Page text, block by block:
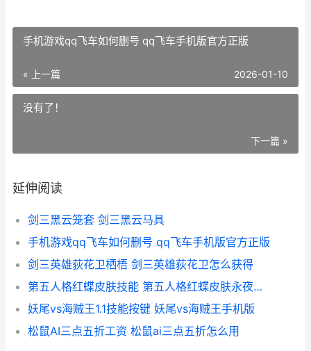
手机游戏qq飞车如何删号 qq飞车手机版官方正版
« 上一篇 2026-01-10
没有了！
下一篇 »
延伸阅读
剑三黑云笼套 剑三黑云马具
手机游戏qq飞车如何删号 qq飞车手机版官方正版
剑三英雄荻花卫栖梧 剑三英雄荻花卫怎么获得
第五人格红蝶皮肤技能 第五人格红蝶皮肤永夜极光
妖尾vs海贼王1.1技能按键 妖尾vs海贼王手机版
松鼠AI三点五折工资 松鼠ai三点五折怎么用